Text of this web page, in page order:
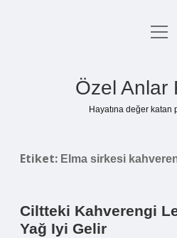
Anasayfa
Özel Anlar
Hayatına değer katan
Etiket: Elma sirkesi
Ciltteki Kahverengi
Yağ Iyi Gelir